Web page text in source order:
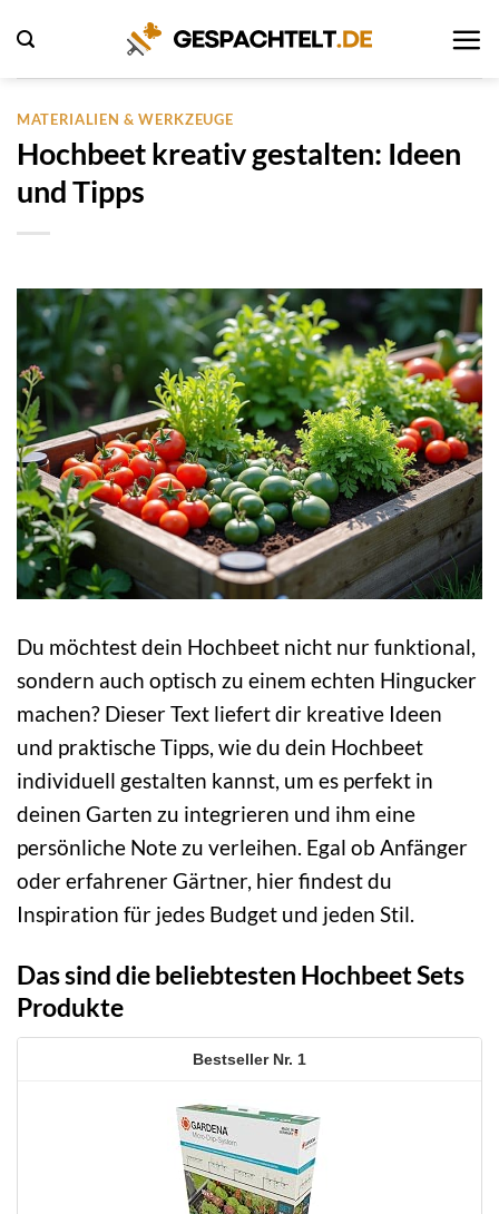
Inhalt
springen
MATERIALIEN & WERKZEUGE
Hochbeet kreativ gestalten: Ideen
und Tipps
Du möchtest dein Hochbeet nicht nur funktional,
sondern auch optisch zu einem echten Hingucker
machen? Dieser Text liefert dir kreative Ideen
und praktische Tipps, wie du dein Hochbeet
individuell gestalten kannst, um es perfekt in
deinen Garten zu integrieren und ihm eine
persönliche Note zu verleihen. Egal ob Anfänger
oder erfahrener Gärtner, hier findest du
Inspiration für jedes Budget und jeden Stil.
Das sind die beliebtesten Hochbeet Sets
Produkte
1